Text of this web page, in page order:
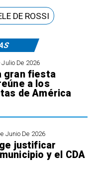
Julio De 2026
gran fiesta
a los
de América
Junio De 2026
justificar
y el CDA
DE ROSSI